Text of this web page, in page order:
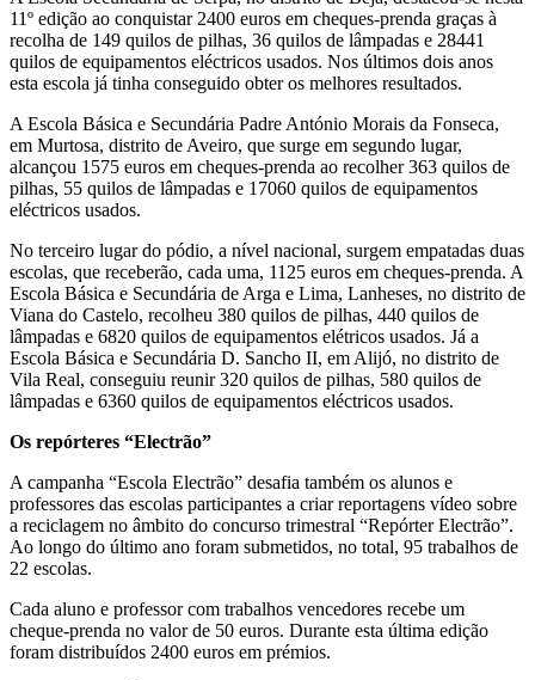
11º edição ao conquistar 2400 euros em cheques-prenda graças à
recolha de 149 quilos de pilhas, 36 quilos de lâmpadas e 28441
quilos de equipamentos eléctricos usados. Nos últimos dois anos
esta escola já tinha conseguido obter os melhores resultados.
A Escola Básica e Secundária Padre António Morais da Fonseca,
em Murtosa, distrito de Aveiro, que surge em segundo lugar,
alcançou 1575 euros em cheques-prenda ao recolher 363 quilos de
pilhas, 55 quilos de lâmpadas e 17060 quilos de equipamentos
eléctricos usados.
No terceiro lugar do pódio, a nível nacional, surgem empatadas duas
escolas, que receberão, cada uma, 1125 euros em cheques-prenda. A
Escola Básica e Secundária de Arga e Lima, Lanheses, no distrito de
Viana do Castelo, recolheu 380 quilos de pilhas, 440 quilos de
lâmpadas e 6820 quilos de equipamentos elétricos usados. Já a
Escola Básica e Secundária D. Sancho II, em Alijó, no distrito de
Vila Real, conseguiu reunir 320 quilos de pilhas, 580 quilos de
lâmpadas e 6360 quilos de equipamentos eléctricos usados.
Os repórteres “Electrão”
A campanha “Escola Electrão” desafia também os alunos e
professores das escolas participantes a criar reportagens vídeo sobre
a reciclagem no âmbito do concurso trimestral “Repórter Electrão”.
Ao longo do último ano foram submetidos, no total, 95 trabalhos de
22 escolas.
Cada aluno e professor com trabalhos vencedores recebe um
cheque-prenda no valor de 50 euros. Durante esta última edição
foram distribuídos 2400 euros em prémios.